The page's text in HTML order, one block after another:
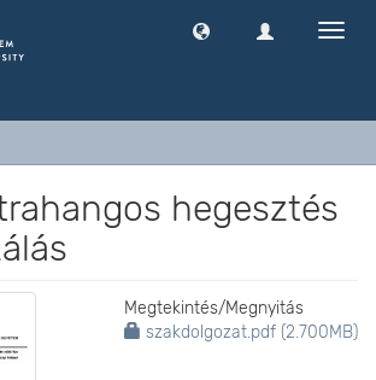
hegesztés
Megtekintés/Megnyitás
szakdolgozat.pdf (2.700MB)